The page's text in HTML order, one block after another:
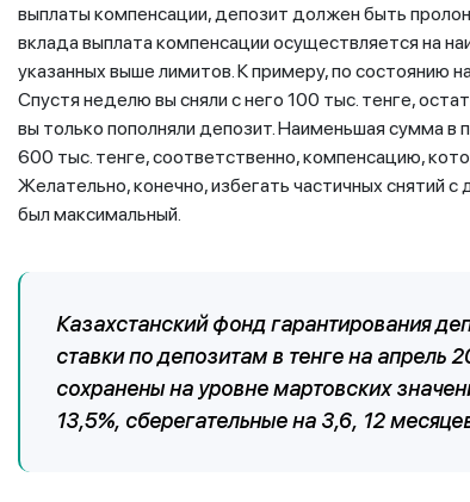
выплаты компенсации, депозит должен быть
вклада выплата компенсации осуществляется на
указанных выше лимитов. К примеру, по состоянию
Спустя неделю вы сняли с него 100 тыс. тенге,
вы только пополняли депозит. Наименьшая сумма
600 тыс. тенге, соответственно, компенсацию,
Желательно, конечно, избегать частичных снятий
был максимальный.
Казахстанский фонд гарантирования
ставки по депозитам в тенге на апрель
сохранены на уровне мартовских
13,5%, сберегательные на 3,6, 12